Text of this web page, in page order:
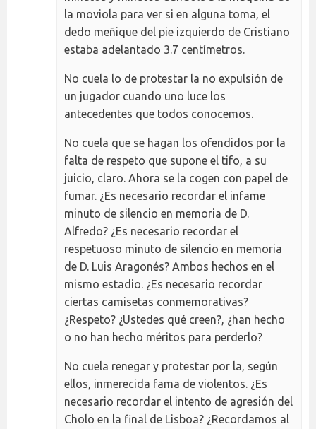
la moviola para ver si en alguna toma, el
dedo meñique del pie izquierdo de Cristiano
estaba adelantado 3.7 centímetros.
No cuela lo de protestar la no expulsión de
un jugador cuando uno luce los
antecedentes que todos conocemos.
No cuela que se hagan los ofendidos por la
falta de respeto que supone el tifo, a su
juicio, claro. Ahora se la cogen con papel de
fumar. ¿Es necesario recordar el infame
minuto de silencio en memoria de D.
Alfredo? ¿Es necesario recordar el
respetuoso minuto de silencio en memoria
de D. Luis Aragonés? Ambos hechos en el
mismo estadio. ¿Es necesario recordar
ciertas camisetas conmemorativas?
¿Respeto? ¿Ustedes qué creen?, ¿han hecho
o no han hecho méritos para perderlo?
No cuela renegar y protestar por la, según
ellos, inmerecida fama de violentos. ¿Es
necesario recordar el intento de agresión del
Cholo en la final de Lisboa? ¿Recordamos al